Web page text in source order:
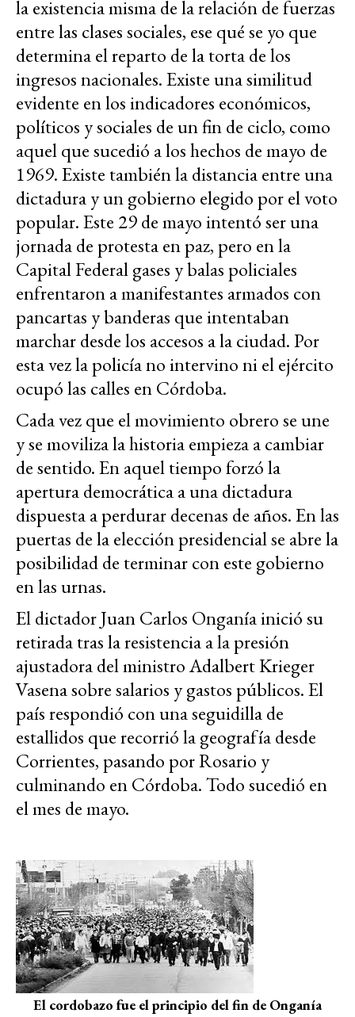
la existencia misma de la relación de fuerzas
entre las clases sociales, ese qué se yo que
determina el reparto de la torta de los
ingresos nacionales. Existe una similitud
evidente en los indicadores económicos,
políticos y sociales de un fin de ciclo, como
aquel que sucedió a los hechos de mayo de
1969. Existe también la distancia entre una
dictadura y un gobierno elegido por el voto
popular. Este 29 de mayo intentó ser una
jornada de protesta en paz, pero en la
Capital Federal gases y balas policiales
enfrentaron a manifestantes armados con
pancartas y banderas que intentaban
marchar desde los accesos a la ciudad. Por
esta vez la policía no intervino ni el ejército
ocupó las calles en Córdoba.
Cada vez que el movimiento obrero se une
y se moviliza la historia empieza a cambiar
de sentido. En aquel tiempo forzó la
apertura democrática a una dictadura
dispuesta a perdurar decenas de años. En las
puertas de la elección presidencial se abre la
posibilidad de terminar con este gobierno
en las urnas.
El dictador Juan Carlos Onganía inició su
retirada tras la resistencia a la presión
ajustadora del ministro Adalbert Krieger
Vasena sobre salarios y gastos públicos. El
país respondió con una seguidilla de
estallidos que recorrió la geografía desde
Corrientes, pasando por Rosario y
culminando en Córdoba. Todo sucedió en
el mes de mayo.
El cordobazo fue el principio del fin de Onganía